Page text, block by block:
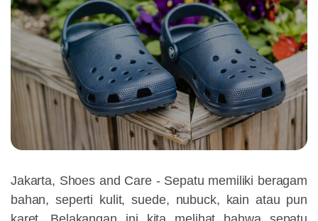
Jakarta, Shoes and Care - Sepatu memiliki beragam
bahan, seperti kulit, suede, nubuck, kain atau pun